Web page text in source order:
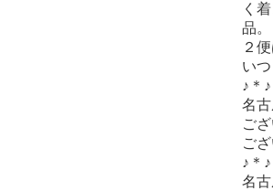
く
品。
２
い
♪＊
名
ご
ござ
♪＊
名古